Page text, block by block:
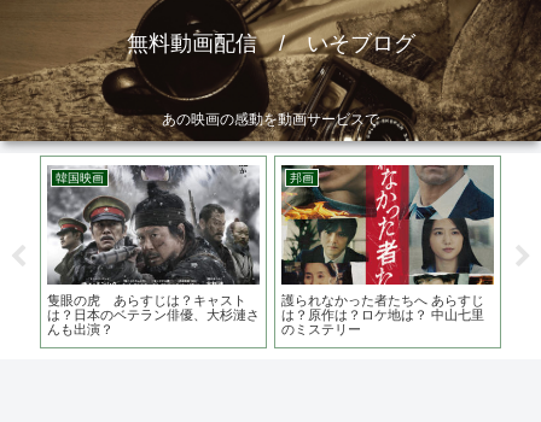
無料動画配信 / いそブログ
あの映画の感動を動画サービスで
韓国映画
隻眼の虎 あらすじは？キャスト
は？日本のベテラン俳優、大杉漣さ
んも出演？
邦画
護られなかった者たちへ あらすじ
は？原作は？ロケ地は？ 中山七里
のミステリー